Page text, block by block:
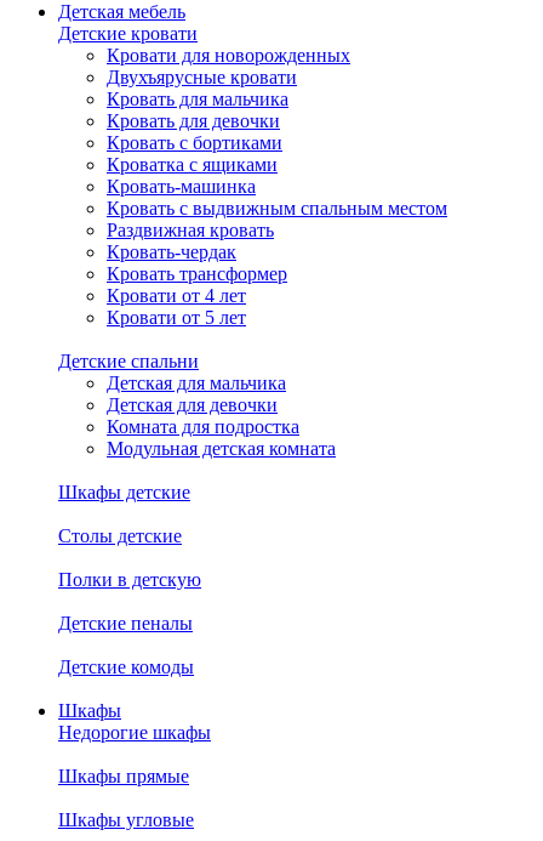
Детская мебель
Детские кровати
Кровати для новорожденных
Двухъярусные кровати
Кровать для мальчика
Кровать для девочки
Кровать с бортиками
Кроватка с ящиками
Кровать-машинка
Кровать с выдвижным спальным местом
Раздвижная кровать
Кровать-чердак
Кровать трансформер
Кровати от 4 лет
Кровати от 5 лет
Детские спальни
Детская для мальчика
Детская для девочки
Комната для подростка
Модульная детская комната
Шкафы детские
Столы детские
Полки в детскую
Детские пеналы
Детские комоды
Шкафы
Недорогие шкафы
Шкафы прямые
Шкафы угловые